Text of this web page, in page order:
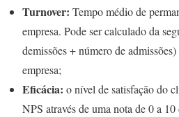
Turnover: Tempo médio de
empresa. Pode ser calculado da
demissões + número de
empresa;
Eficácia: o nível de satisfação do
NPS através de uma nota de 0 a